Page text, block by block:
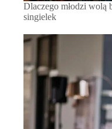
Dlaczego młodzi wolą
singielek